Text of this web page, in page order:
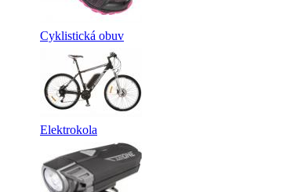
Cyklistická obuv
Elektrokola